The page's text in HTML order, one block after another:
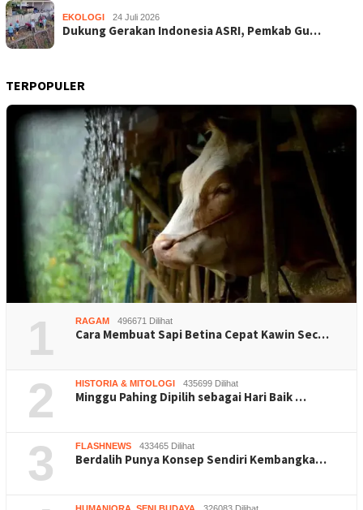
EKOLOGI 24 Juli 2026
Dukung Gerakan Indonesia ASRI, Pemkab Gu…
TERPOPULER
1 RAGAM 496671 Dilihat
Cara Membuat Sapi Betina Cepat Kawin Sec…
2 HISTORIA & MITOLOGI 435699 Dilihat
Minggu Pahing Dipilih sebagai Hari Baik …
3 FLASHNEWS 433465 Dilihat
Berdalih Punya Konsep Sendiri Kembangka…